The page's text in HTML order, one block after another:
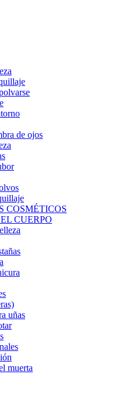
de ojos
COSMÉTICOS
CUERPO
uñas
muerta